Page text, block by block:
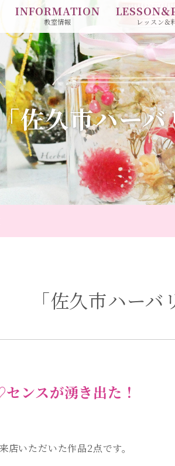
INFORMATION
教室情報
LESSON＆
レッスン＆
佐久市ハー
「佐久市ハーバ
ンスが湧き出た！
店いただいた作品2点です。